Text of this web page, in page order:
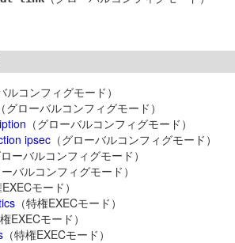
ルコンフィグモード）
（グローバルコンフィグモード）
（グローバルコンフィグモード）
ipsec （グローバルコンフィグモード）
ローバルコンフィグモード）
ーバルコンフィグモード）
EXECモード）
（特権EXECモード）
権EXECモード）
（特権EXECモード）